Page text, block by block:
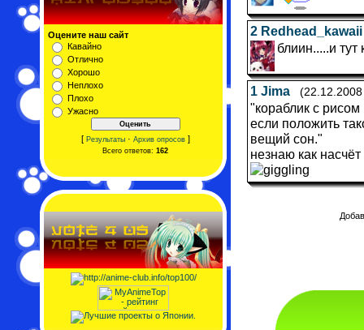
Оцените наш сайт
Кавайно
Отлично
Хорошо
Неплохо
Плохо
Ужасно
[ Результаты· Архив опросов]
Всего ответов: 162
2 Redhead_kawaii
блиин.....и
1 Jima
"кораблик с
если положить
вещий сон."
незнаю как